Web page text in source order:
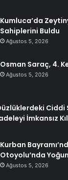
Kumluca’da
Sahiplerini Buldu
Ağustos 5, 2026
Osman Saraç, 4.
Ağustos 5, 2026
Ciddi
İmkansız
Kurban
Otoyolu’nda
Ağustos 5, 2026